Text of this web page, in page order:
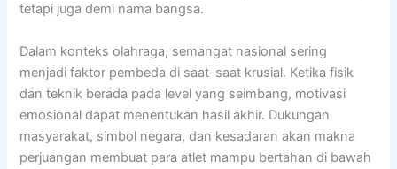
tetapi juga demi nama bangsa.
Dalam konteks olahraga, semangat nasional sering
menjadi faktor pembeda di saat-saat krusial. Ketika fisik
dan teknik berada pada level yang seimbang, motivasi
emosional dapat menentukan hasil akhir. Dukungan
masyarakat, simbol negara, dan kesadaran akan makna
perjuangan membuat para atlet mampu bertahan di bawah